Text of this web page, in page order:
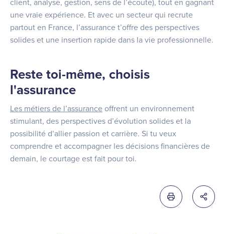
client, analyse, gestion, sens de l’écoute), tout en gagnant
une vraie expérience. Et avec un secteur qui recrute
partout en France, l’assurance t’offre des perspectives
solides et une insertion rapide dans la vie professionnelle.
Reste toi-même, choisis
l'assurance
Les métiers de l’assurance offrent un environnement
stimulant, des perspectives d’évolution solides et la
possibilité d’allier passion et carrière. Si tu veux
comprendre et accompagner les décisions financières de
demain, le courtage est fait pour toi.
Imprimer cette